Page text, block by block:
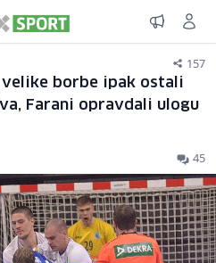
157
velike borbe ipak ostali
Farani opravdali ulogu
45